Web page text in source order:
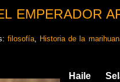
EMPERADOR
filosofía,
Historia de la
Haile